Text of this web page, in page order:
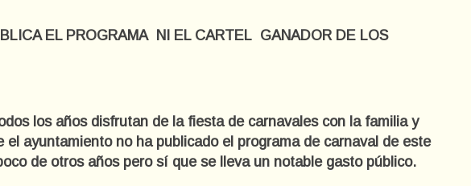
EL PROGRAMA NI EL CARTEL GANADOR DE LOS
los años disfrutan de la fiesta de carnavales con la familia y
el ayuntamiento no ha publicado el programa de carnaval de este
de otros años pero sí que se lleva un notable gasto público.